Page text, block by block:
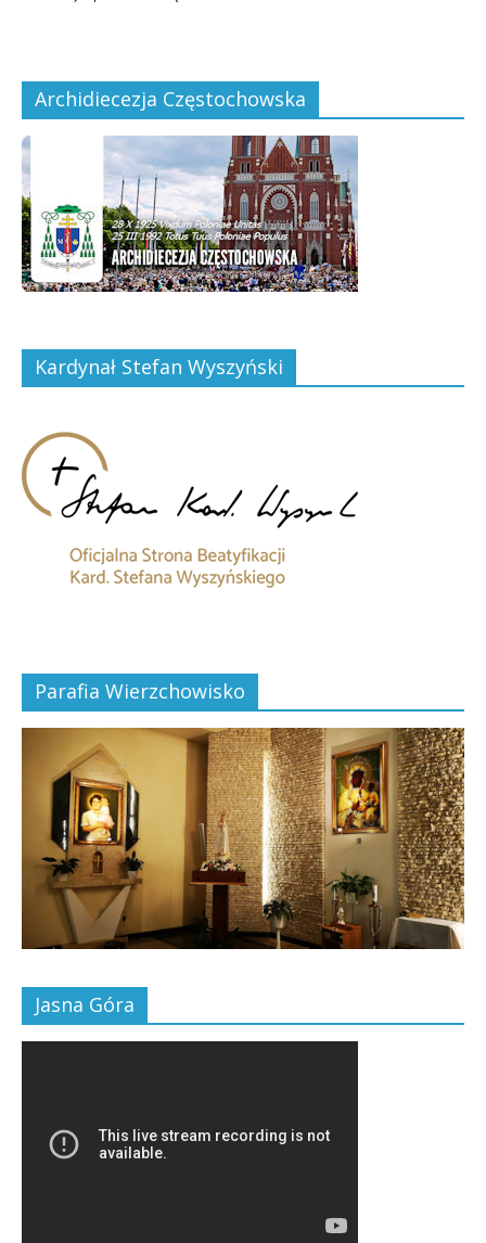
Archidiecezja Częstochowska
Kardynał Stefan Wyszyński
Parafia Wierzchowisko
Jasna Góra